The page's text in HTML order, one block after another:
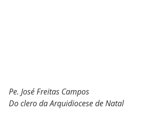
Pe. José Freitas Campos
Do clero da Arquidiocese de Natal